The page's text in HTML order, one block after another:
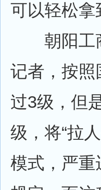
可以轻松拿
朝阳工商
记者，按照
过3级，但
级，将“拉
模式，严重